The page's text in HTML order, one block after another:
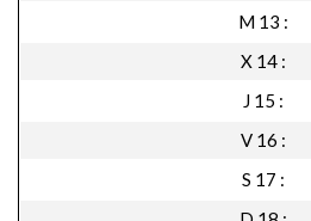
M 13
X 14
J 15
V 16
S 17